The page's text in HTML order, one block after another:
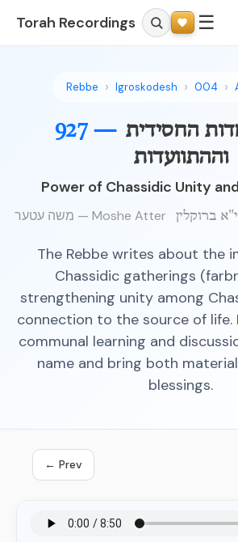
Torah Recordings ☰
Rebbe Igroskodesh 004
927 — החסידית
וההתוועדות
Power of Chassidic Unity
משה עטער — Moshe Atter
The Rebbe writes about the
Chassidic gatherings
strengthening unity among
connection to the source of life.
communal learning and
name and bring both
blessings.
← Prev